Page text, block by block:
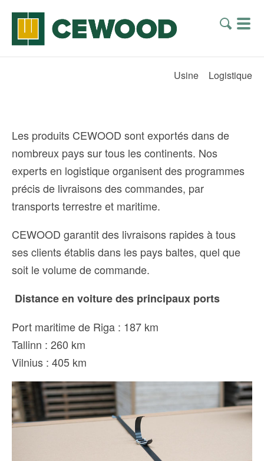
Usine Logistique
Les produits CEWOOD sont exportés dans de
nombreux pays sur tous les continents. Nos
experts en logistique organisent des programmes
précis de livraisons des commandes, par
transports terrestre et maritime.
CEWOOD garantit des livraisons rapides à tous
ses clients établis dans les pays baltes, quel que
soit le volume de commande.
Distance en voiture des principaux ports
Port maritime de Riga : 187 km
Tallinn : 260 km
Vilnius : 405 km